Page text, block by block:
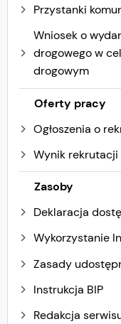
Przystanki
Wniosek o
drogowego w
drogowym
Oferty pracy
Ogłoszenia o
Wynik rekrutacji
Zasoby
Deklaracja
Wykorzystanie
Zasady
Instrukcja BIP
Redakcja